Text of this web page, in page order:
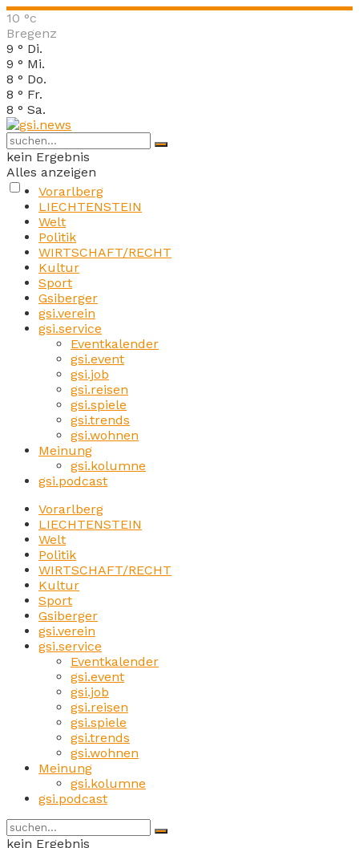
10 °c
Bregenz
9 ° Di.
9 ° Mi.
8 ° Do.
8 ° Fr.
8 ° Sa.
kein Ergebnis
Alles anzeigen
Vorarlberg
LIECHTENSTEIN
Welt
Politik
WIRTSCHAFT/RECHT
Kultur
Sport
Gsiberger
gsi.verein
gsi.service
Eventkalender
gsi.event
gsi.job
gsi.reisen
gsi.spiele
gsi.trends
gsi.wohnen
Meinung
gsi.kolumne
gsi.podcast
Vorarlberg
LIECHTENSTEIN
Welt
Politik
WIRTSCHAFT/RECHT
Kultur
Sport
Gsiberger
gsi.verein
gsi.service
Eventkalender
gsi.event
gsi.job
gsi.reisen
gsi.spiele
gsi.trends
gsi.wohnen
Meinung
gsi.kolumne
gsi.podcast
kein Ergebnis